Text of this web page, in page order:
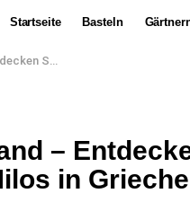
Startseite Basteln
in Griechenland
–
in